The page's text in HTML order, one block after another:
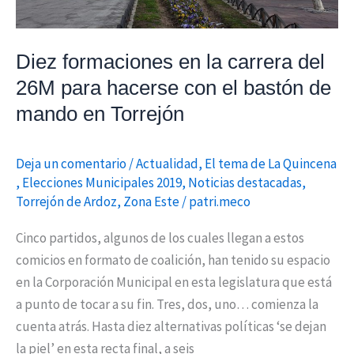
Diez formaciones en la carrera del
26M para hacerse con el bastón de
mando en Torrejón
Deja un comentario/Actualidad, El tema de La Quincena
, Elecciones Municipales 2019, Noticias destacadas,
Torrejón de Ardoz, Zona Este/patri.meco
Cinco partidos, algunos de los cuales llegan a estos
comicios en formato de coalición, han tenido su espacio
en la Corporación Municipal en esta legislatura que está
a punto de tocar a su fin. Tres, dos, uno… comienza la
cuenta atrás. Hasta diez alternativas políticas ‘se dejan
la piel’ en esta recta final, a seis
con
bastón
de
mando
Torrejón